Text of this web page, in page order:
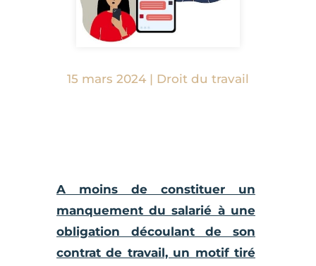
15 mars 2024| Droit du travail
A moins de constituer un
manquement du salarié à une
obligation découlant de son
contrat de travail, un motif tiré